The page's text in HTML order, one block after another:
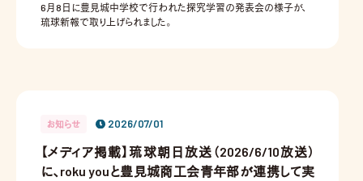
6月8日に豊見城中学校で行われた探究学習の発表会の様子が、
琉球新報で取り上げられました。
お知らせ 2026/07/01
【メディア掲載】琉球朝日放送（2026/6/10放送）
に、roku youと豊見城商工会青年部が連携して実